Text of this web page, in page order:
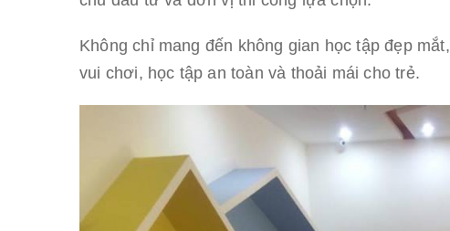
Không chỉ mang đến không gian học tập đẹp mắt,
vui chơi, học tập an toàn và thoải mái cho trẻ.